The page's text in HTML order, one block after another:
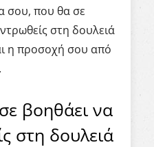
σου, που θα σε
στη δουλειά
η προσοχή σου από
βοηθάει να
στη δουλειά